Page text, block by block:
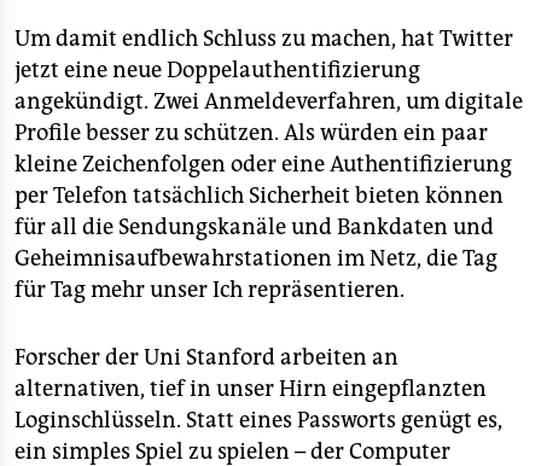
Um damit endlich Schluss zu machen, hat Twitter
jetzt eine neue Doppelauthentifizierung
angekündigt. Zwei Anmeldeverfahren, um digitale
Profile besser zu schützen. Als würden ein paar
kleine Zeichenfolgen oder eine Authentifizierung
per Telefon tatsächlich Sicherheit bieten können
für all die Sendungskanäle und Bankdaten und
Geheimnisaufbewahrstationen im Netz, die Tag
für Tag mehr unser Ich repräsentieren.
Forscher der Uni Stanford arbeiten an
alternativen, tief in unser Hirn eingepflanzten
Loginschlüsseln. Statt eines Passworts genügt es,
ein simples Spiel zu spielen – der Computer